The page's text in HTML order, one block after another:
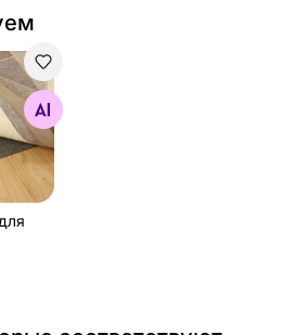
для ковра Metro